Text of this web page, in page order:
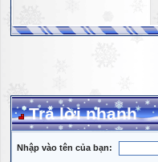
Trả lời nhanh
Nhập vào tên của bạn: